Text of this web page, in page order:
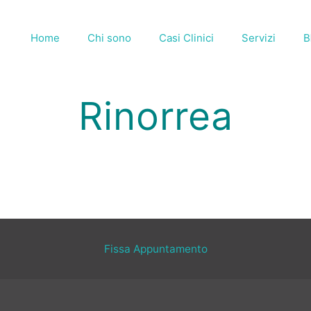
Home Chi sono Casi Clinici Servizi
Rinorrea
Fissa Appuntamento